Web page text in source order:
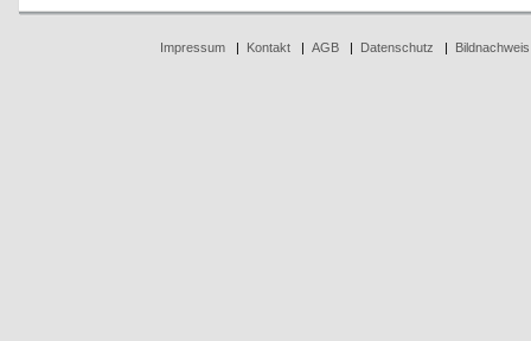
Impressum| Kontakt| AGB| Datenschutz | Bildnachweis